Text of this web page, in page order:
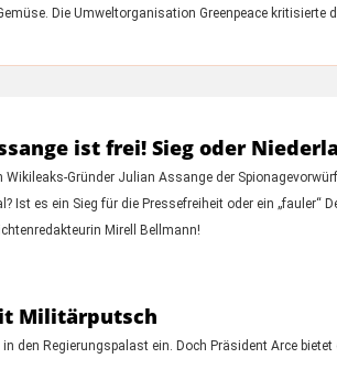
Die Umweltorganisation Greenpeace kritisierte
ist frei! Sieg oder
Gründer Julian Assange der
es ein Sieg für die Pressefreiheit oder ein „fauler“
Mirell Bellmann!
Militärputsch
den Regierungspalast ein. Doch Präsident Arce